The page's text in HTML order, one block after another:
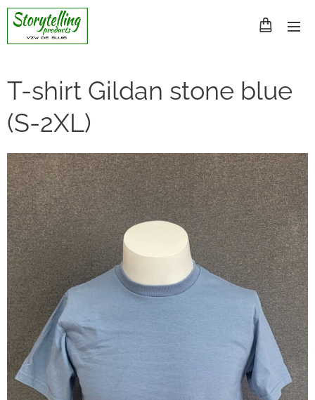
T-shirt Gildan stone blue
(S-2XL)